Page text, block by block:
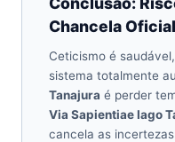
Chancela Oficial
Ceticismo é
sistema totalmente
Tanajura é perder
Via Sapientiae Iago
cancela as